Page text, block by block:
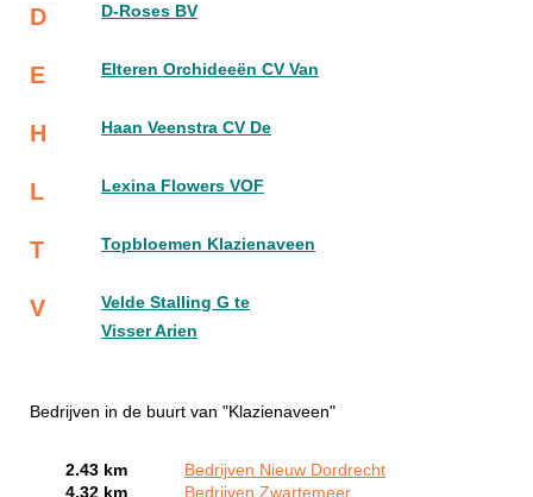
D D-Roses BV
E Elteren Orchideeën CV Van
H Haan Veenstra CV De
L Lexina Flowers VOF
T Topbloemen Klazienaveen
V
Velde Stalling G te
Visser Arien
Bedrijven in de buurt van "Klazienaveen"
2.43 km
Bedrijven Nieuw Dordrecht
4.32 km
Bedrijven Zwartemeer